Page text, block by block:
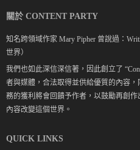
關於 CONTENT PARTY
知名跨領域作家 Mary Pipher 曾說過：
世界）
我們也如此深信深信著，因此創立了
者與媒體，合法取得並供給優質的內容
務的獲利將會回饋予作者，以鼓勵再創
內容改變這個世界。
QUICK LINKS